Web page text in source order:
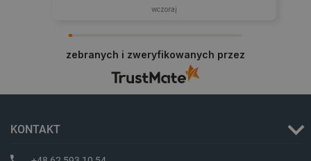
wczoraj
zebranych i zweryfikowanych przez
KONTAKT